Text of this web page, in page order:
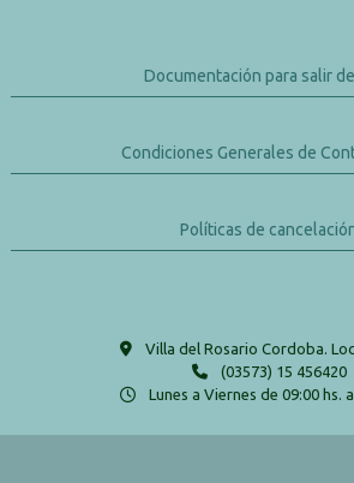
Documentación para salir
Condiciones Generales de
Políticas de
Villa del Rosario Cordoba.
(03573) 15 456420
Lunes a Viernes de 09:00 hs.